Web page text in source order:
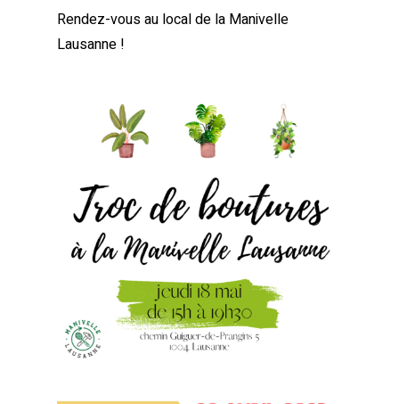
Rendez-vous au local de la Manivelle
Lausanne !